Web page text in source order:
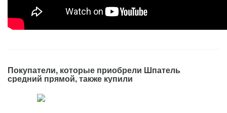
Покупатели, которые приобрели Шпатель
средний прямой, также купили